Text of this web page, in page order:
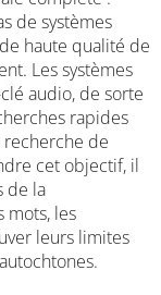
de systèmes
haute qualité de
Les systèmes
audio, de sorte
rapides
recherche de
cet objectif, il
de la
mots, les
leurs limites